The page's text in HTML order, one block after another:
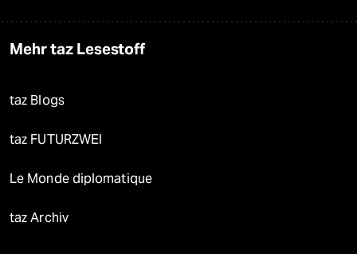
Mehr taz Lesestoff
taz Blogs
taz FUTURZWEI
Le Monde diplomatique
taz Archiv